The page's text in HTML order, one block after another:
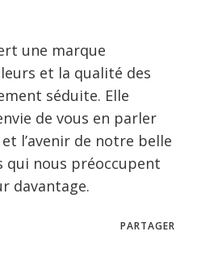
une marque
et la qualité des
séduite. Elle
envie de vous en parler
l’avenir de notre belle
qui nous préoccupent
davantage.
PARTAGER